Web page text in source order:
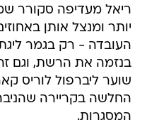
ריאל מעדיפה סקורר
יותר ומנצל אותן
העובדה - רק בגמר
בנזמה את הרשת, וגם
שוער ליברפול לוריס
המסגרות.